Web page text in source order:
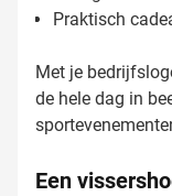
Praktisch
Met je
de hele dag in
Een